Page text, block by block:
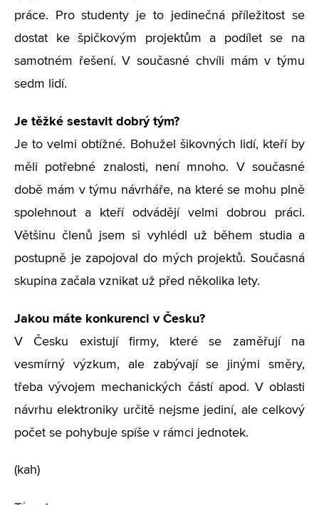
práce. Pro studenty je to jedinečná příležitost se
dostat ke špičkovým projektům a podílet se na
samotném řešení. V současné chvíli mám v týmu
sedm lidí.
Je těžké sestavit dobrý tým?
Je to velmi obtížné. Bohužel šikovných lidí, kteří by
měli potřebné znalosti, není mnoho. V současné
době mám v týmu návrháře, na které se mohu plně
spolehnout a kteří odvádějí velmi dobrou práci.
Většinu členů jsem si vyhlédl už během studia a
postupně je zapojoval do mých projektů. Současná
skupina začala vznikat už před několika lety.
Jakou máte konkurenci v Česku?
V Česku existují firmy, které se zaměřují na
vesmírný výzkum, ale zabývají se jinými směry,
třeba vývojem mechanických částí apod. V oblasti
návrhu elektroniky určitě nejsme jediní, ale celkový
počet se pohybuje spíše v rámci jednotek.
(kah)